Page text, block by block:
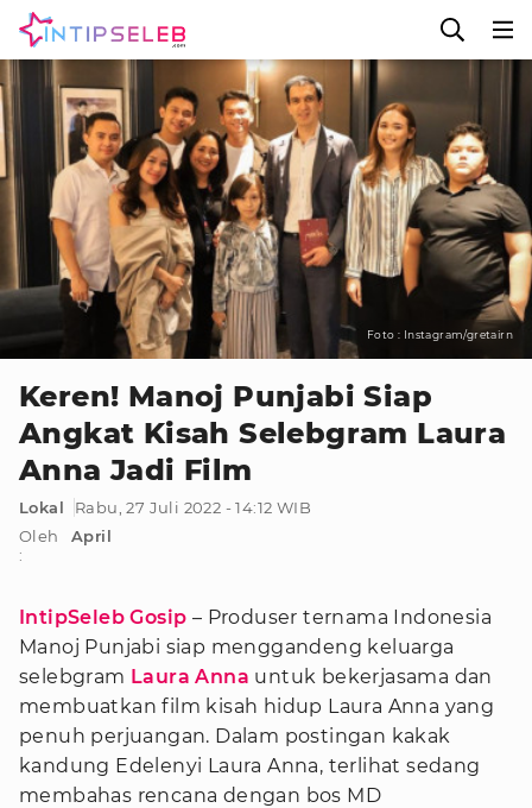
Foto : Instagram/gretairn
Keren! Manoj Punjabi Siap
Angkat Kisah Selebgram Laura
Anna Jadi Film
Lokal
Rabu, 27 Juli 2022 - 14:12 WIB
Oleh
:
April
IntipSeleb Gosip – Produser ternama Indonesia
Manoj Punjabi siap menggandeng keluarga
selebgram Laura Anna untuk bekerjasama dan
membuatkan film kisah hidup Laura Anna yang
penuh perjuangan. Dalam postingan kakak
kandung Edelenyi Laura Anna, terlihat sedang
membahas rencana dengan bos MD